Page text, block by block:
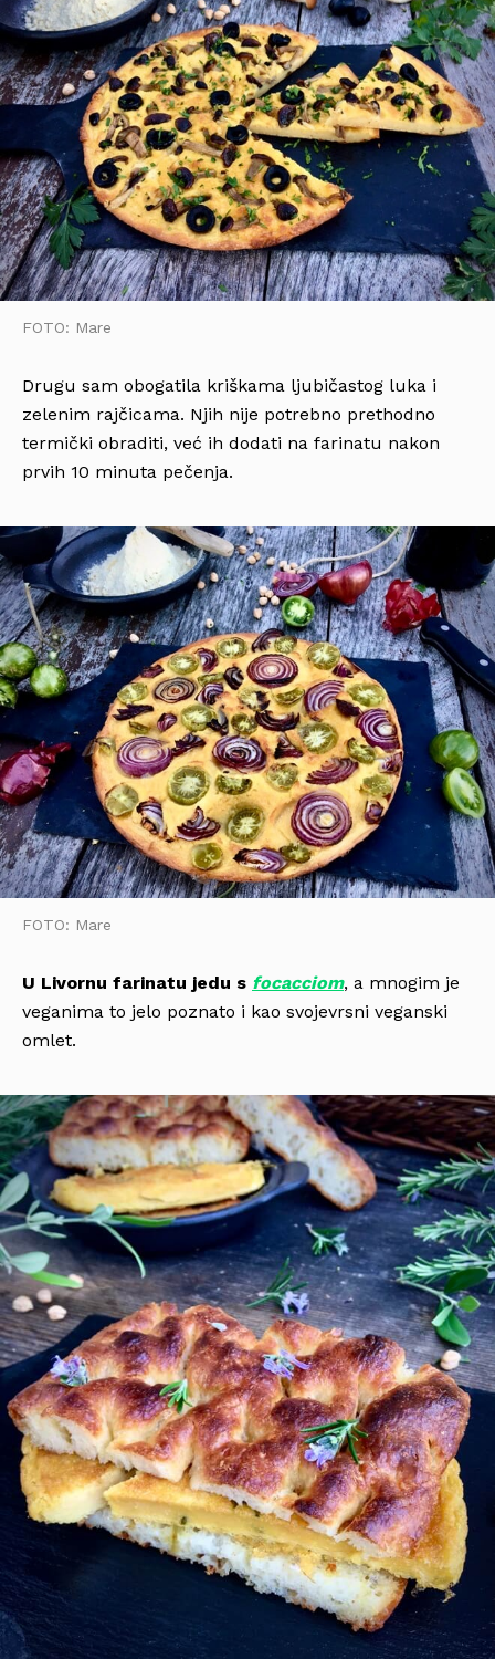
FOTO: Mare
Drugu sam obogatila kriškama ljubičastog luka i
zelenim rajčicama. Njih nije potrebno prethodno
termički obraditi, već ih dodati na farinatu nakon
prvih 10 minuta pečenja.
FOTO: Mare
U Livornu farinatu jedu s focacciom, a mnogim je
veganima to jelo poznato i kao svojevrsni veganski
omlet.